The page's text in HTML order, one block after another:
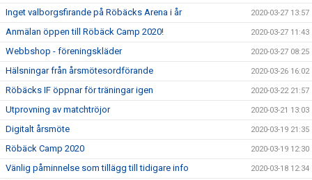
Inget valborgsfirande på Röbäcks Arena i år 2020-03-27 13:57
Anmälan öppen till Röbäck Camp 2020! 2020-03-27 11:43
Webbshop - föreningskläder 2020-03-27 08:25
Hälsningar från årsmötesordförande 2020-03-26 16:02
Röbäcks IF öppnar för träningar igen 2020-03-22 21:57
Utprovning av matchtröjor 2020-03-21 13:03
Digitalt årsmöte 2020-03-19 21:35
Röbäck Camp 2020 2020-03-19 12:30
Vänlig påminnelse som tillägg till tidigare info 2020-03-18 12:34